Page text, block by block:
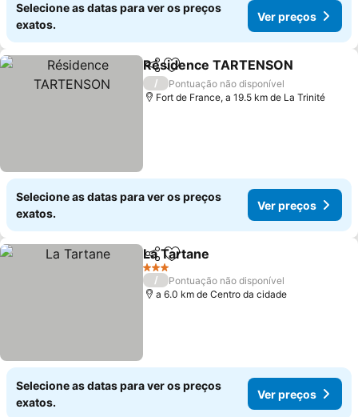
Selecione as datas para ver os preços
exatos.
Ver preços
PartilharAdicionar aos favoritos
Résidence TARTENSON
/
Pontuação não disponível
Fort de France, a 19.5 km de La Trinité
Selecione as datas para ver os preços
exatos.
Ver preços
PartilharAdicionar aos favoritos
La Tartane
3 Estrelas
/
Pontuação não disponível
a 6.0 km de Centro da cidade
Selecione as datas para ver os preços
exatos.
Ver preços